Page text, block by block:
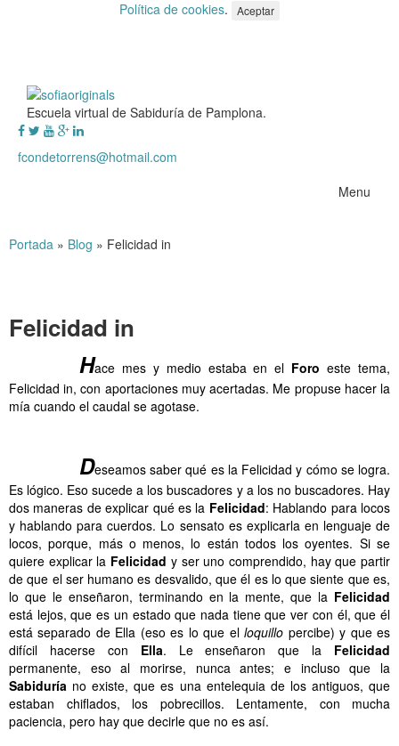
Política de cookies. Aceptar
Escuela virtual de Sabiduría de Pamplona.
fcondetorrens@hotmail.com
Menu
Portada » Blog » Felicidad in
Felicidad in
Hace mes y medio estaba en el Foro este tema,
Felicidad in, con aportaciones muy acertadas. Me propuse hacer la
mía cuando el caudal se agotase.
Deseamos saber qué es la Felicidad y cómo se logra.
Es lógico. Eso sucede a los buscadores y a los no buscadores. Hay
dos maneras de explicar qué es la Felicidad: Hablando para locos
y hablando para cuerdos. Lo sensato es explicarla en lenguaje de
locos, porque, más o menos, lo están todos los oyentes. Si se
quiere explicar la Felicidad y ser uno comprendido, hay que partir
de que el ser humano es desvalido, que él es lo que siente que es,
lo que le enseñaron, terminando en la mente, que la Felicidad
está lejos, que es un estado que nada tiene que ver con él, que él
está separado de Ella (eso es lo que elloquillo percibe) y que es
difícil hacerse con Ella. Le enseñaron que la Felicidad
permanente, eso al morirse, nunca antes; e incluso que la
Sabiduría no existe, que es una entelequia de los antiguos, que
estaban chiflados, los pobrecillos. Lentamente, con mucha
paciencia, pero hay que decirle que no es así.